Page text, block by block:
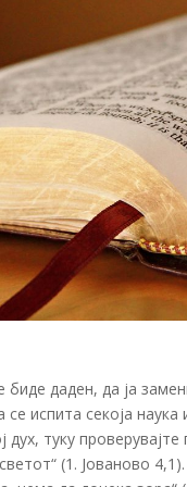
биде даден, да ја
испита секоја наука
дух, туку
(1. Јованово